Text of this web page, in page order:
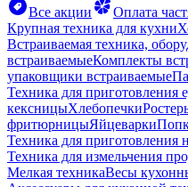
Все акции
Оплата
Крупная техника для кухни
Встраиваемая техника,
встраиваемыеКомплекты
упаковщики встраиваемые
Техника для приготовления
кексницыХлебопечки
фритюрницыЯйцеварки
Техника для приготовления
Техника для измельчения
Мелкая техникаВесы